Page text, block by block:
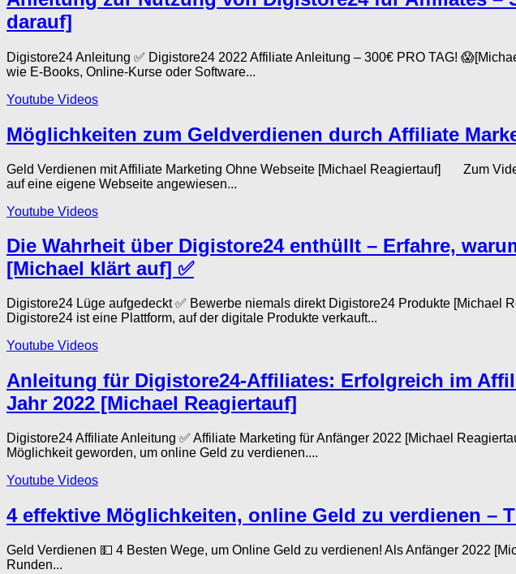
darauf]
Digistore24 Anleitung ✅ Digistore24 2022 Affiliate Anleitung – 300€ PRO TAG!
wie E-Books, Online-Kurse oder Software...
Youtube Videos
Möglichkeiten zum Geldverdienen durch Affiliate
Geld Verdienen mit Affiliate Marketing Ohne Webseite [Michael Reagiertauf] Zum
auf eine eigene Webseite angewiesen...
Youtube Videos
Die Wahrheit über Digistore24 enthüllt – Erfahre,
[Michael klärt auf] ✅
Digistore24 Lüge aufgedeckt ✅ Bewerbe niemals direkt Digistore24 Produkte
Digistore24 ist eine Plattform, auf der digitale Produkte verkauft...
Youtube Videos
Anleitung für Digistore24-Affiliates: Erfolgreich im
Jahr 2022 [Michael Reagiertauf]
Digistore24 Affiliate Anleitung ✅ Affiliate Marketing für Anfänger 2022 [Michael
Möglichkeit geworden, um online Geld zu verdienen....
Youtube Videos
4 effektive Möglichkeiten, online Geld zu verdienen –
Geld Verdienen 💵 4 Besten Wege, um Online Geld zu verdienen! Als Anfänger
Runden...